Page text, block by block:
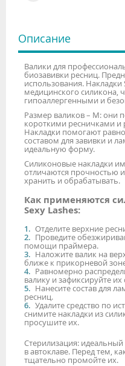
Описание
Валики для
биозавивки ресниц.
использования. Накладки
медицинского силикона,
гипоаллергенными и
Размер валиков – М: они
короткими ресничками и
Накладки помогают
составом для завивки и
идеальную форму.
Силиконовые накладки
отличаются прочностью
хранить и обрабатывать.
Как применяются
Sexy Lashes:
Отделите верхние
Проведите
помощи праймера.
Наложите валик на
ближе к прикорневой
Равномерно
валику и зафиксируйте
Нанесите состав для
ресниц.
Удалите средство по
снимите накладки из
просушите их.
Стерилизация: идеальный
в автоклаве. Перед тем,
тщательно промойте их.